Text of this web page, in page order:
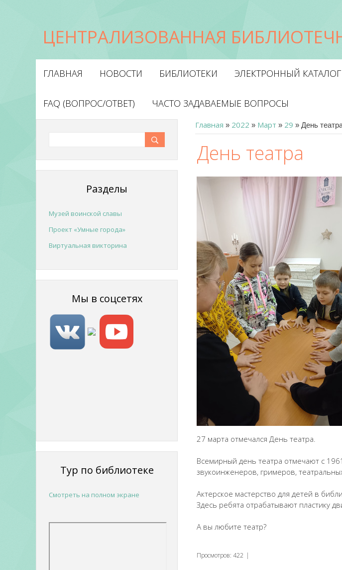
ЦЕНТРАЛИЗОВАННАЯ
ГЛАВНАЯ НОВОСТИ БИБЛИОТЕКИ ЭЛЕКТРОННЫЙ КАТАЛОГ
FAQ (ВОПРОС/ОТВЕТ) ЧАСТО ЗАДАВАЕМЫЕ ВОПРОСЫ
Главная » 2022 » Март » 29 » День
День театра
27 марта отмечался День театра.
Всемирный день театра отмечают с
звукоинженеров, гримеров,
Актерское мастерство для детей в
Здесь ребята отрабатывают пластику
А вы любите театр?
Просмотров: 422 |
Разделы
Музей воинской славы
Проект «Умные города»
Виртуальная викторина
Мы в соцсетях
Тур по библиотеке
Смотреть на полном экране